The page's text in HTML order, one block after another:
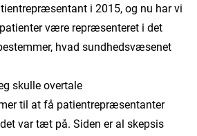
i 2015, og nu har vi
være repræsenteret i det
hvad sundhedsvæsenet
skulle overtale
til at få patientrepræsentanter
var tæt på. Siden er al skepsis